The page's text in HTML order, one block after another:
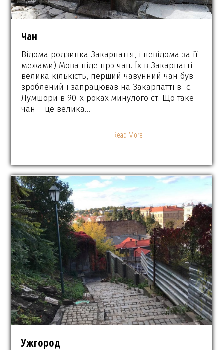
Чан
Відома родзинка Закарпаття, і невідома за її
межами) Мова піде про чан. Їх в Закарпатті
велика кількість, перший чавунний чан був
зроблений і запрацював на Закарпатті в с.
Лумшори в 90-х роках минулого ст. Що таке
чан – це велика…
Read More
Ужгород